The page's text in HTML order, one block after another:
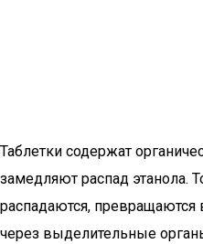
Таблетки содержат
замедляют распад этанола.
распадаются, превращаются
через выделительные